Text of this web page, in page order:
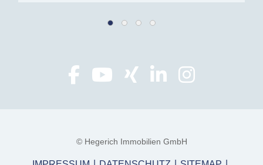
© Hegerich Immobilien GmbH